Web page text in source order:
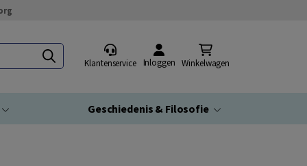
Klantenservice Inloggen Winkelwagen
Geschiedenis & Filosofie